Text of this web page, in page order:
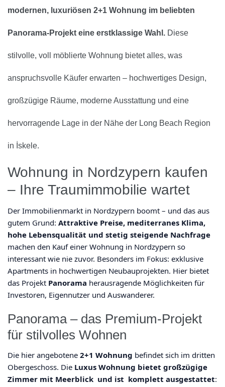
modernen, luxuriösen 2+1 Wohnung im beliebten
Panorama-Projekt eine erstklassige Wahl. Diese
stilvolle, voll möblierte Wohnung bietet alles, was
anspruchsvolle Käufer erwarten – hochwertiges Design,
großzügige Räume, moderne Ausstattung und eine
hervorragende Lage in der Nähe der Long Beach Region
in İskele.
Wohnung in Nordzypern kaufen
– Ihre Traumimmobilie wartet
Der Immobilienmarkt in Nordzypern boomt – und das aus
gutem Grund: Attraktive Preise, mediterranes Klima,
hohe Lebensqualität und stetig steigende Nachfrage
machen den Kauf einer Wohnung in Nordzypern so
interessant wie nie zuvor. Besonders im Fokus: exklusive
Apartments in hochwertigen Neubauprojekten. Hier bietet
das Projekt Panorama herausragende Möglichkeiten für
Investoren, Eigennutzer und Auswanderer.
Panorama – das Premium-Projekt
für stilvolles Wohnen
Die hier angebotene 2+1 Wohnung befindet sich im dritten
Obergeschoss. Die Luxus Wohnung bietet großzügige
Zimmer mit Meerblick und ist komplett ausgestattet: